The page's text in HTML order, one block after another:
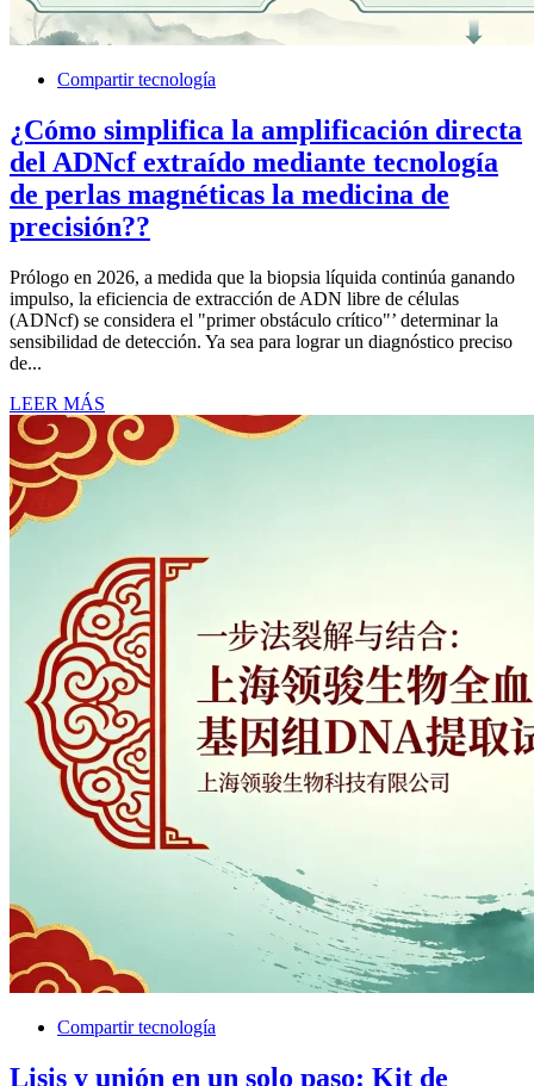
Compartir tecnología
¿Cómo simplifica la amplificación directa
del ADNcf extraído mediante tecnología
de perlas magnéticas la medicina de
precisión??
Prólogo en 2026, a medida que la biopsia líquida continúa ganando
impulso, la eficiencia de extracción de ADN libre de células
(ADNcf) se considera el "primer obstáculo crítico"’ determinar la
sensibilidad de detección. Ya sea para lograr un diagnóstico preciso
de...
LEER MÁS
Compartir tecnología
Lisis y unión en un solo paso: Kit de